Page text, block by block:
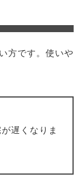
方です。使いや
遅くなりま